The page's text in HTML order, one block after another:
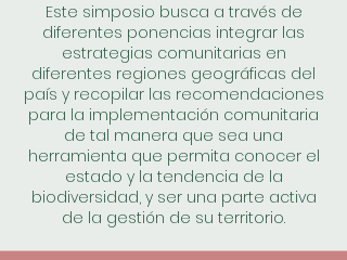
Este simposio busca a través de
diferentes ponencias integrar las
estrategias comunitarias en
diferentes regiones geográficas del
país y recopilar las recomendaciones
para la implementación comunitaria
de tal manera que sea una
herramienta que permita conocer el
estado y la tendencia de la
biodiversidad, y ser una parte activa
de la gestión de su territorio.